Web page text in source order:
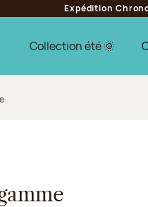
Expédition
Collection été 🌞